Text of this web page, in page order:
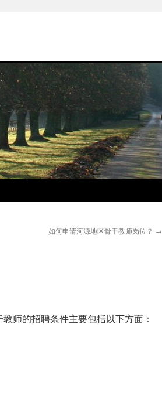
如何申请河源地区骨干教师岗位？ →
师的招聘条件主要包括以下方面：